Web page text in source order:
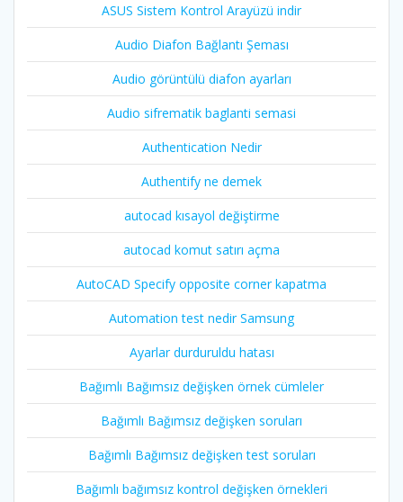
ASUS Sistem Kontrol Arayüzü indir
Audio Diafon Bağlantı Şeması
Audio görüntülü diafon ayarları
Audio sifrematik baglanti semasi
Authentication Nedir
Authentify ne demek
autocad kısayol değiştirme
autocad komut satırı açma
AutoCAD Specify opposite corner kapatma
Automation test nedir Samsung
Ayarlar durduruldu hatası
Bağımlı Bağımsız değişken örnek cümleler
Bağımlı Bağımsız değişken soruları
Bağımlı Bağımsız değişken test soruları
Bağımlı bağımsız kontrol değişken örnekleri